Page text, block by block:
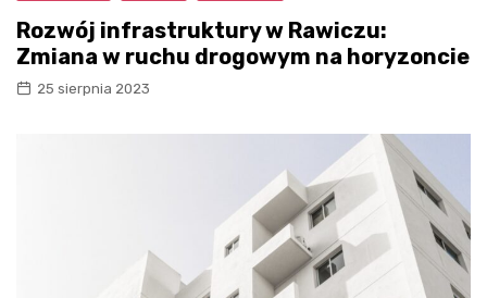
Rozwój infrastruktury w Rawiczu:
Zmiana w ruchu drogowym na horyzoncie
25 sierpnia 2023